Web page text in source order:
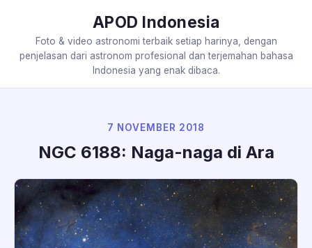
APOD Indonesia
Foto & video astronomi terbaik setiap harinya, dengan
penjelasan dari astronom profesional dan terjemahan bahasa
Indonesia yang enak dibaca.
7 NOVEMBER 2018
NGC 6188: Naga-naga di Ara